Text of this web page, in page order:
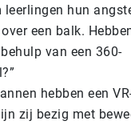
hun
een balk.
van een 360-
hebben een
zij bezig met